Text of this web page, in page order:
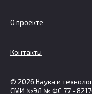
О проекте
Контакты
© 2026 Наука и
СМИ №ЭЛ № ФС 77 -